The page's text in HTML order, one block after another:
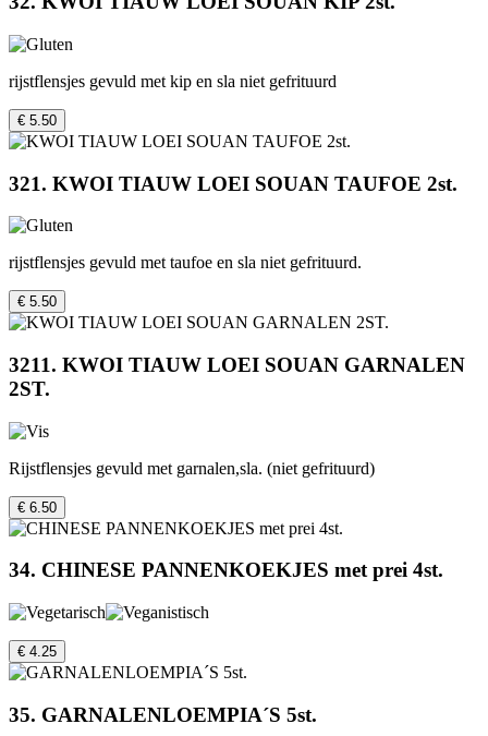
rijstflensjes gevuld met kip en sla niet gefrituurd
€ 5.50
321. KWOI TIAUW LOEI SOUAN TAUFOE 2st.
rijstflensjes gevuld met taufoe en sla niet gefrituurd.
€ 5.50
3211. KWOI TIAUW LOEI SOUAN GARNALEN
2ST.
Rijstflensjes gevuld met garnalen,sla. (niet gefrituurd)
€ 6.50
34. CHINESE PANNENKOEKJES met prei 4st.
€ 4.25
35. GARNALENLOEMPIA´S 5st.